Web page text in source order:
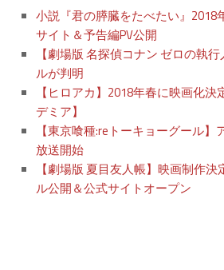
小説『君の膵臓をたべたい』2018
サイト＆予告編PV公開
【劇場版 名探偵コナン ゼロの執
ルが判明
【ヒロアカ】2018年春に映画化
デミア】
【東京喰種:reトーキョーグール
放送開始
【劇場版 夏目友人帳】映画制作
ル公開＆公式サイトオープン